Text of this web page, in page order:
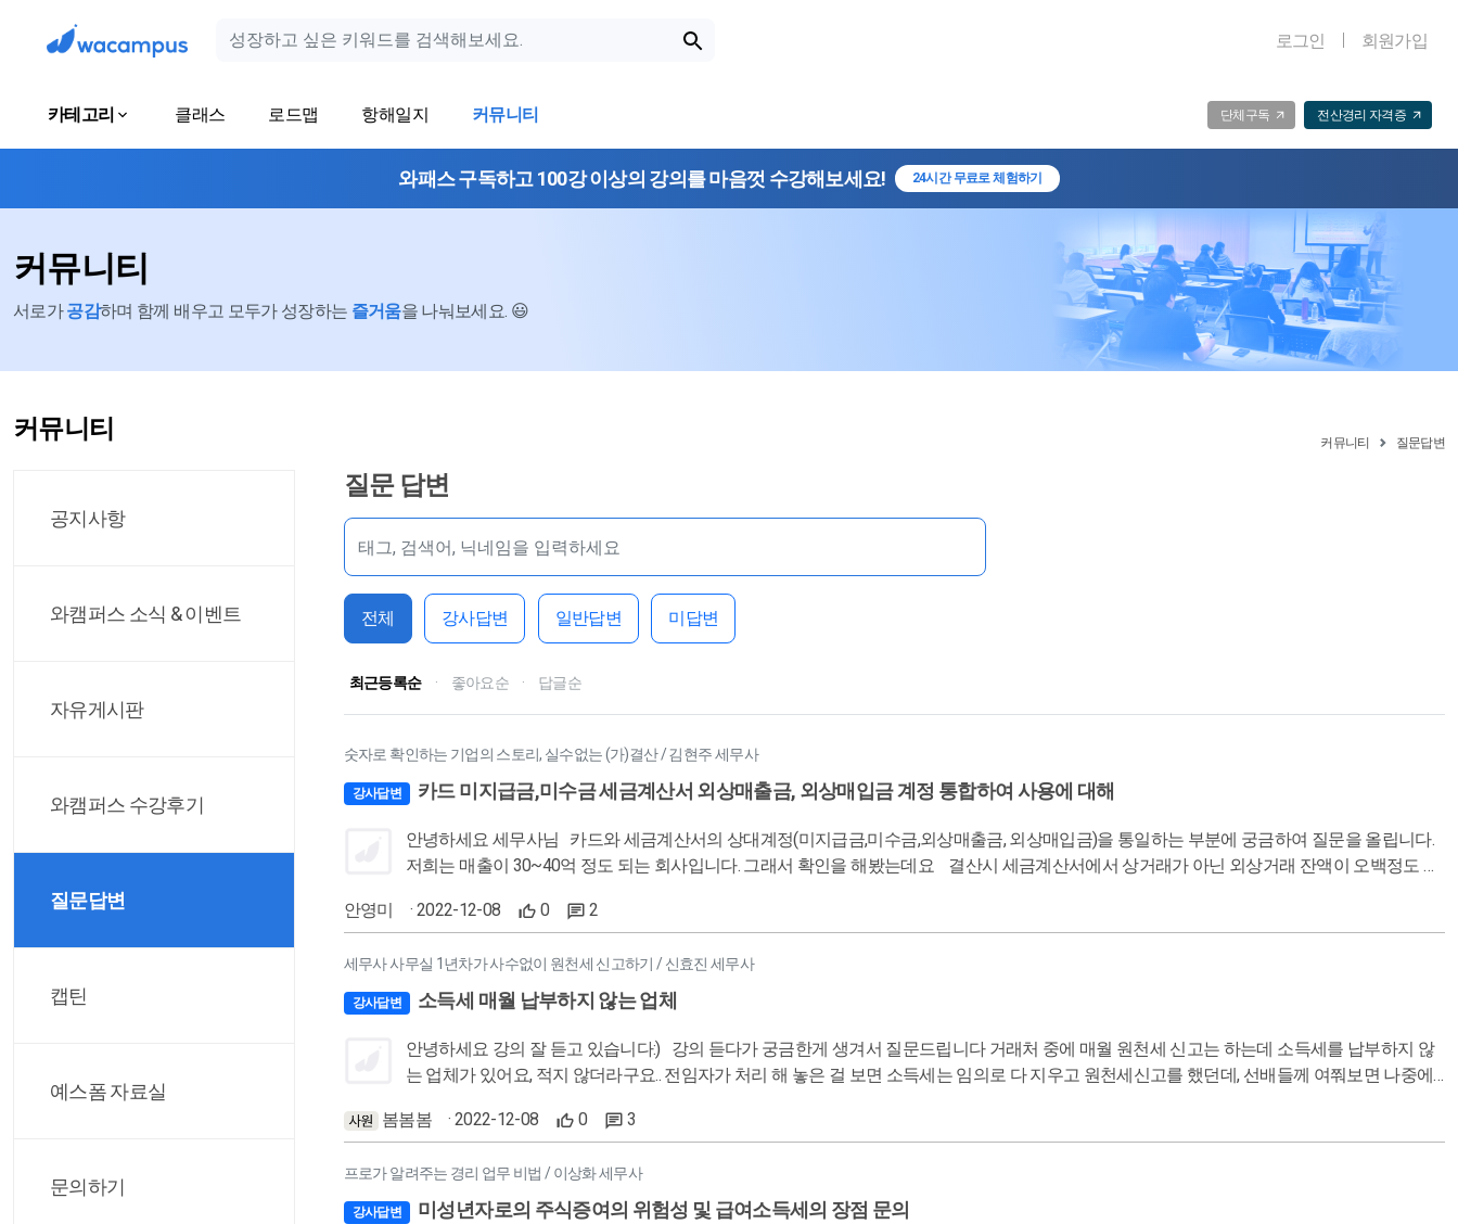
로그인 회원가입
카테고리 클래스 로드맵 항해일지 커뮤니티 단체구독 전산경리 자격증
와패스 구독하고 100강 이상의 강의를 마음껏 수강해보세요! 24시간 무료로 체험하기
커뮤니티
서로가공감하며 함께 배우고 모두가 성장하는 즐거움을 나눠보세요. 😃
커뮤니티 커뮤니티 질문답변
공지사항
와캠퍼스 소식 & 이벤트
자유게시판
와캠퍼스 수강후기
질문답변
캡틴
예스폼 자료실
문의하기
질문 답변
전체 강사답변 일반답변 미답변
최근등록순 · 좋아요순 · 답글순
숫자로 확인하는 기업의 스토리, 실수없는 (가)결산 / 김현주 세무사
강사답변 카드 미지급금,미수금 세금계산서 외상매출금, 외상매입금 계정 통합하여 사용에 대해
안녕하세요 세무사님 카드와 세금계산서의 상대계정(미지급금,미수금,외상매출금, 외상매입금)을 통일하는 부분에 궁금하여 질문을 올립니다.
저희는 매출이 30~40억 정도 되는 회사입니다. 그래서 확인을 해봤는데요 결산시 세금계산서에서 상거래가 아닌 외상거래 잔액이 오백정도 나
를 들어 재무상태표의 외상매입금 잔액이 원칙적으로는 7백정도 되어야하는데 2백이 카드로 결제되어 미지급금으로 들어가 있다면 부채합계는
지 않아도 된다는 말씀으로 이해를 해도 되는 건지 문의드리고 싶습니다. 인터넷으로 미지급금와 외상매입금 조회해보면 대부분 상거래 여부를
따져서 사용하도록 설명하고 있다 보니 궁금하게 되었습니다. 혹 카드를 외상매입금 계정을 쓰고 세금계산서는 미지급금 계정을 쓰는 건 안되겠
안영미 · 2022-12-08 0 2
세무사 사무실 1년차가 사수없이 원천세 신고하기 / 신효진 세무사
강사답변 소득세 매월 납부하지 않는 업체
안녕하세요 강의 잘 듣고 있습니다:) 강의 듣다가 궁금한게 생겨서 질문드립니다 거래처 중에 매월 원천세 신고는 하는데 소득세를 납부하지 않
는 업체가 있어요, 적지 않더라구요.. 전임자가 처리 해 놓은 걸 보면 소득세는 임의로 다 지우고 원천세신고를 했던데, 선배들께 여쭤보면 나중에
않는지 궁금합니당
봄봄봄 · 2022-12-08 0 3
프로가 알려주는 경리 업무 비법 / 이상화 세무사
강사답변 미성년자로의 주식증여의 위험성 및 급여소득세의 장점 문의